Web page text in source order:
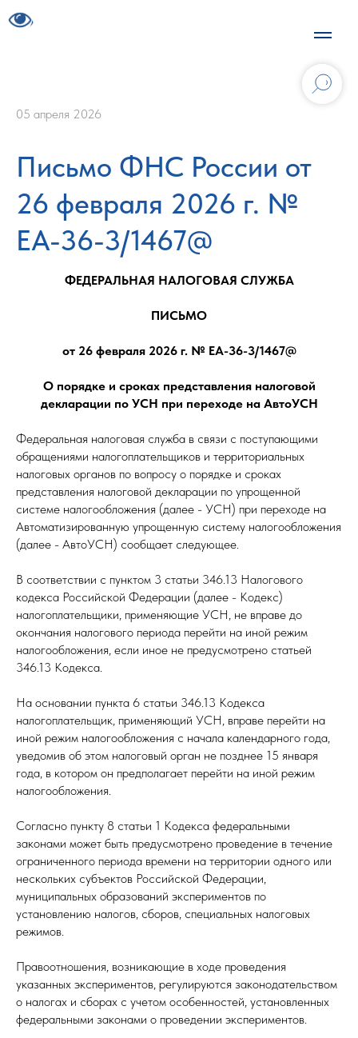
05 апреля 2026
Письмо ФНС России от
26 февраля 2026 г. №
ЕА-36-3/1467@
ФЕДЕРАЛЬНАЯ НАЛОГОВАЯ СЛУЖБА
ПИСЬМО
от 26 февраля 2026 г. № ЕА-36-3/1467@
О порядке и сроках представления налоговой
декларации по УСН при переходе на АвтоУСН
Федеральная налоговая служба в связи с поступающими
обращениями налогоплательщиков и территориальных
налоговых органов по вопросу о порядке и сроках
представления налоговой декларации по упрощенной
системе налогообложения (далее - УСН) при переходе на
Автоматизированную упрощенную систему налогообложения
(далее - АвтоУСН) сообщает следующее.
В соответствии с пунктом 3 статьи 346.13 Налогового
кодекса Российской Федерации (далее - Кодекс)
налогоплательщики, применяющие УСН, не вправе до
окончания налогового периода перейти на иной режим
налогообложения, если иное не предусмотрено статьей
346.13 Кодекса.
На основании пункта 6 статьи 346.13 Кодекса
налогоплательщик, применяющий УСН, вправе перейти на
иной режим налогообложения с начала календарного года,
уведомив об этом налоговый орган не позднее 15 января
года, в котором он предполагает перейти на иной режим
налогообложения.
Согласно пункту 8 статьи 1 Кодекса федеральными
законами может быть предусмотрено проведение в течение
ограниченного периода времени на территории одного или
нескольких субъектов Российской Федерации,
муниципальных образований экспериментов по
установлению налогов, сборов, специальных налоговых
режимов.
Правоотношения, возникающие в ходе проведения
указанных экспериментов, регулируются законодательством
о налогах и сборах с учетом особенностей, установленных
федеральными законами о проведении экспериментов.